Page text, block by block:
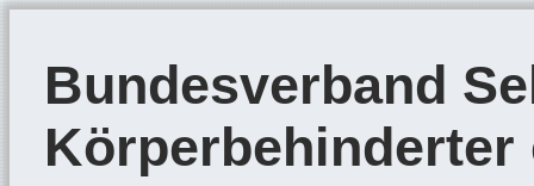
Bundesverband
Körperbehinderter